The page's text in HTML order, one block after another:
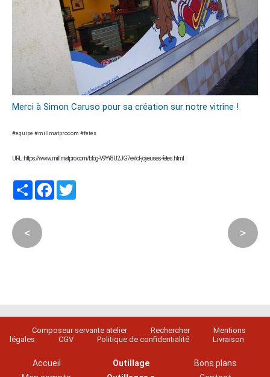
Merci à Simon Caruso pour sa création sur notre vitrine !
#equipe #millmatprocom #fetes
URL : https://www.millmatpro.com/blog-V9YY8U2JG7evlcl-joyeuses-fetes.html
PartagerFacebook
< >
Composeur servante atelier Rechercher
Mentions
légales
CGV Politique de confidentialité Livraison
Accueil
Outillage
Bons plans